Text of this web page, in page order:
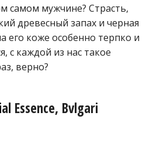
самом мужчине? Страсть,
древесный запах и черная
его коже особенно терпко и
с каждой из нас такое
верно?
Essence, Bvlgari